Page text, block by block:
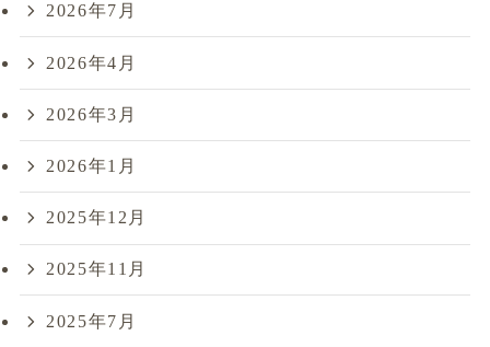
2026年7月
2026年4月
2026年3月
2026年1月
2025年12月
2025年11月
2025年7月